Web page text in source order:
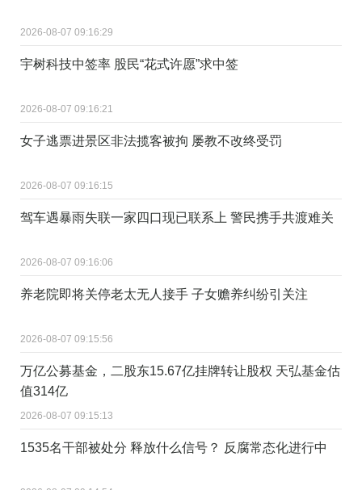
2026-08-07 09:16:29
宇树科技中签率 股民“花式许愿”求中签
2026-08-07 09:16:21
女子逃票进景区非法揽客被拘 屡教不改终受罚
2026-08-07 09:16:15
驾车遇暴雨失联一家四口现已联系上 警民携手共渡难关
2026-08-07 09:16:06
养老院即将关停老太无人接手 子女赡养纠纷引关注
2026-08-07 09:15:56
万亿公募基金，二股东15.67亿挂牌转让股权 天弘基金估
值314亿
2026-08-07 09:15:13
1535名干部被处分 释放什么信号？ 反腐常态化进行中